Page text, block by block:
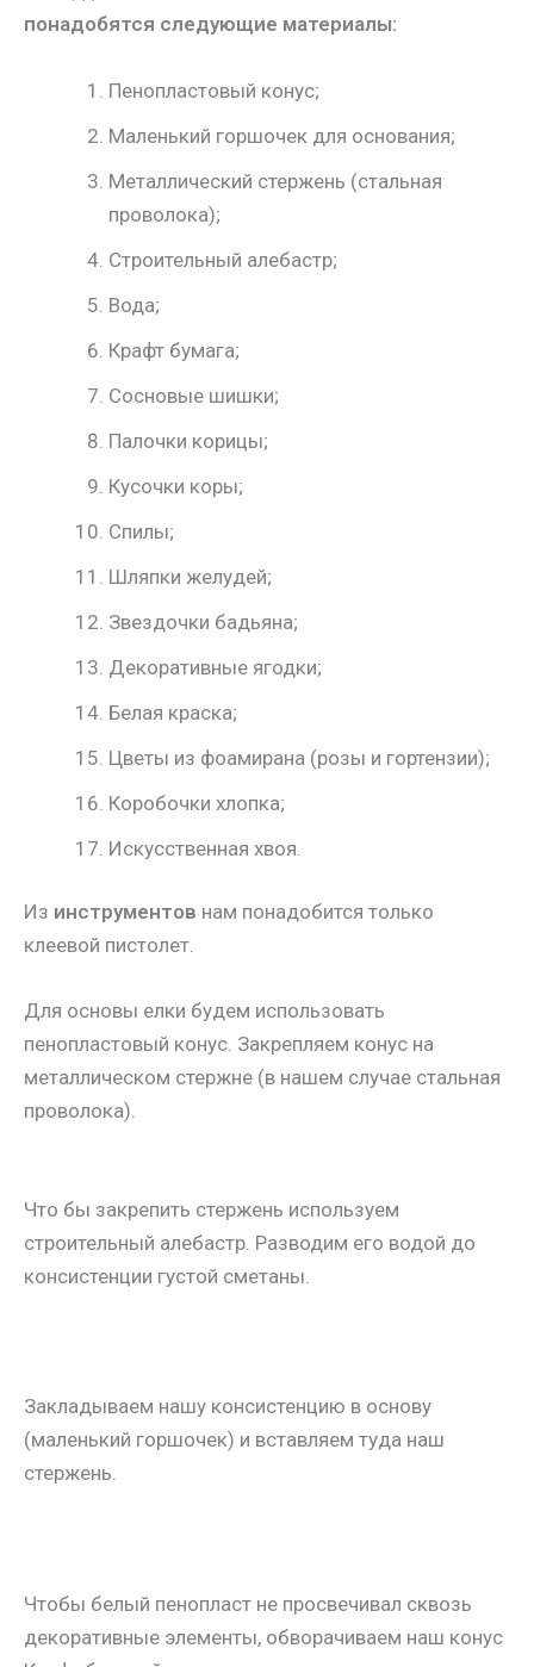
понадобятся следующие материалы:
Пенопластовый конус;
Маленький горшочек для основания;
Металлический стержень (стальная
проволока);
Строительный алебастр;
Вода;
Крафт бумага;
Сосновые шишки;
Палочки корицы;
Кусочки коры;
Спилы;
Шляпки желудей;
Звездочки бадьяна;
Декоративные ягодки;
Белая краска;
Цветы из фоамирана (розы и гортензии);
Коробочки хлопка;
Искусственная хвоя.
Из инструментов нам понадобится только
клеевой пистолет.
Для основы елки будем использовать
пенопластовый конус. Закрепляем конус на
металлическом стержне (в нашем случае стальная
проволока).
Что бы закрепить стержень используем
строительный алебастр. Разводим его водой до
консистенции густой сметаны.
Закладываем нашу консистенцию в основу
(маленький горшочек) и вставляем туда наш
стержень.
Чтобы белый пенопласт не просвечивал сквозь
декоративные элементы, обворачиваем наш конус